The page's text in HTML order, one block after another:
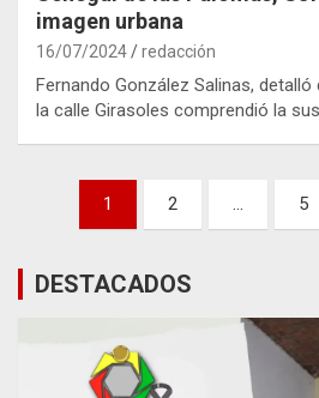
imagen urbana
16/07/2024 redacción
Fernando González Salinas,
la calle Girasoles comprendió la
Paginación
entradas
1 2 … 5
DESTACADOS